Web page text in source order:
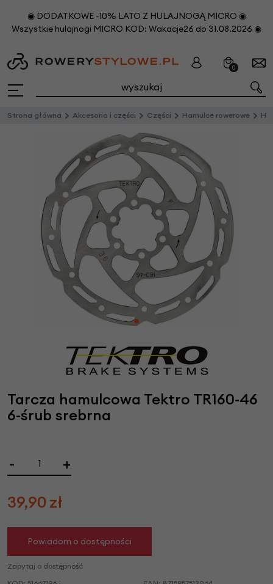
◉ DODATKOWE -10% LATO Z HULAJNOGĄ MICRO ◉
Wszystkie hulajnogi MICRO KOD: Wakacje26 do 31.08.2026 ◉
0
Strona główna Akcesoria i części Części Hamulce rowerowe
Tarcza hamulcowa Tektro TR160-46
6-śrub srebrna
- +
39,90 zł
Powiadom o dostępności
Zapytaj o dostępność